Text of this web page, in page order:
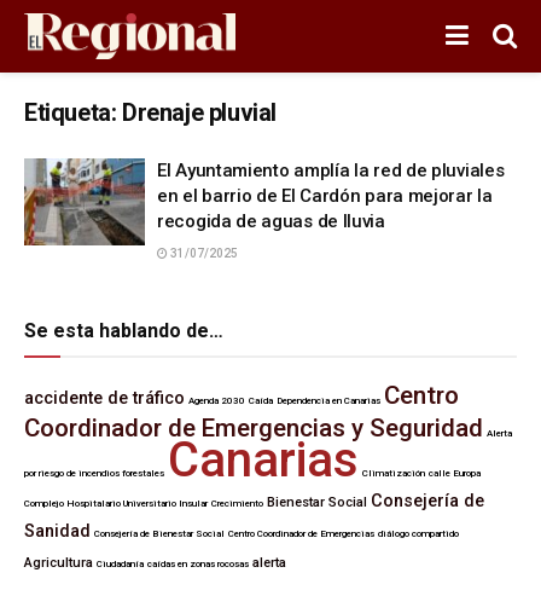
Etiqueta: Drenaje pluvial
El Ayuntamiento amplía la red de pluviales
en el barrio de El Cardón para mejorar la
recogida de aguas de lluvia
31/07/2025
Se esta hablando de…
accidente de tráfico Agenda 2030 Caída Dependencia en Canarias Centro
Coordinador de Emergencias y Seguridad Alerta
por riesgo de incendios forestales Canarias Climatización calle Europa
Complejo Hospitalario Universitario Insular Crecimiento Bienestar Social Consejería de
Sanidad Consejería de Bienestar Social Centro Coordinador de Emergencias diálogo compartido
Agricultura Ciudadanía caídas en zonas rocosas alerta